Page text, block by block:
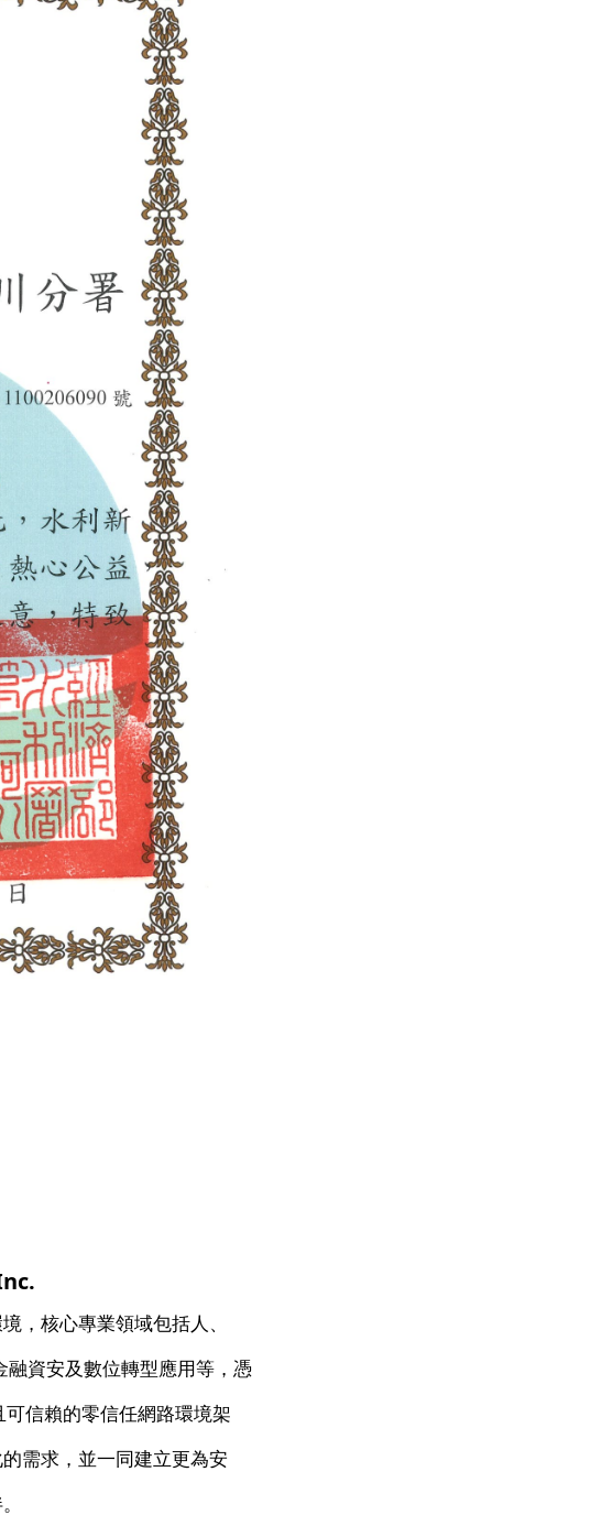
，核心專業領域包括人、
資安及數位轉型應用等，憑
信賴的零信任網路環境架
需求，並一同建立更為安